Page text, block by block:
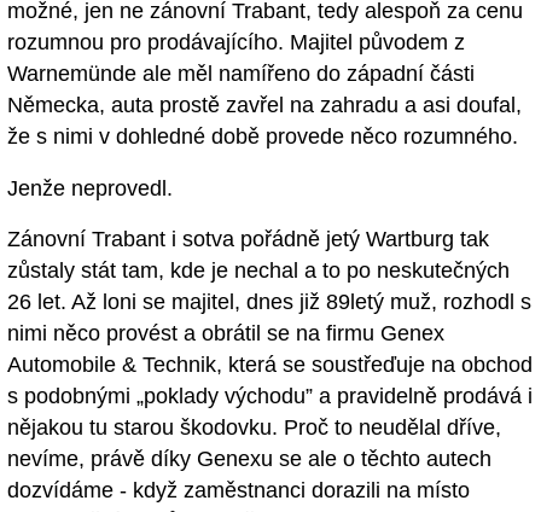
možné, jen ne zánovní Trabant, tedy alespoň za cenu
rozumnou pro prodávajícího. Majitel původem z
Warnemünde ale měl namířeno do západní části
Německa, auta prostě zavřel na zahradu a asi doufal,
že s nimi v dohledné době provede něco rozumného.
Jenže neprovedl.
Zánovní Trabant i sotva pořádně jetý Wartburg tak
zůstaly stát tam, kde je nechal a to po neskutečných
26 let. Až loni se majitel, dnes již 89letý muž, rozhodl s
nimi něco provést a obrátil se na firmu Genex
Automobile & Technik, která se soustřeďuje na obchod
s podobnými „poklady východu” a pravidelně prodává i
nějakou tu starou škodovku. Proč to neudělal dříve,
nevíme, právě díky Genexu se ale o těchto autech
dozvídáme - když zaměstnanci dorazili na místo